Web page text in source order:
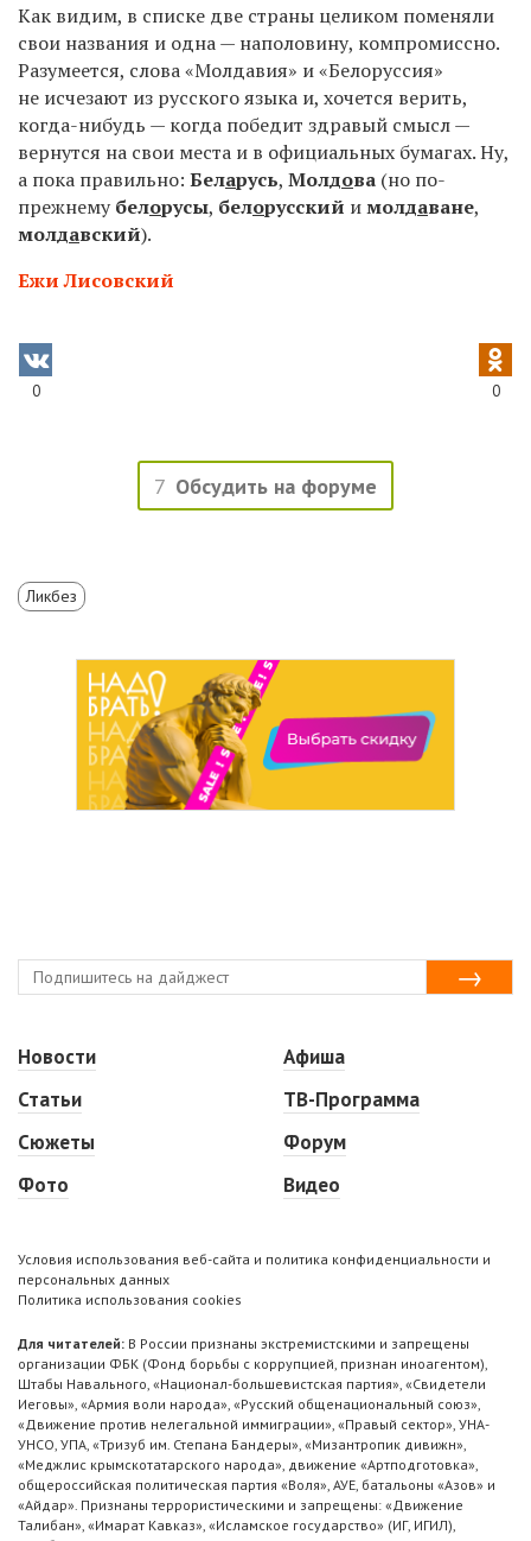
Как видим, в списке две страны целиком поменяли
свои названия и одна — наполовину, компромиссно.
Разумеется, слова «Молдавия» и «Белоруссия»
не исчезают из русского языка и, хочется верить,
когда-нибудь — когда победит здравый смысл —
вернутся на свои места и в официальных бумагах. Ну,
а пока правильно: Беларусь, Молдова (но по-
прежнемубелорусы, белорусский имолдаване,
молдавский).
Ежи Лисовский
0 0
7 Обсудить на форуме
Ликбез
Новости
Статьи
Сюжеты
Фото
Афиша
ТВ-Программа
Форум
Видео
Условия использования веб-сайта и политика конфиденциальности и
персональных данных
Политика использования cookies
Для читателей: В России признаны экстремистскими и запрещены
организации ФБК (Фонд борьбы с коррупцией, признан иноагентом),
Штабы Навального, «Национал-большевистская партия», «Свидетели
Иеговы», «Армия воли народа», «Русский общенациональный союз»,
«Движение против нелегальной иммиграции», «Правый сектор», УНА-
УНСО, УПА, «Тризуб им. Степана Бандеры», «Мизантропик дивижн»,
«Меджлис крымскотатарского народа», движение «Артподготовка»,
общероссийская политическая партия «Воля», АУЕ, батальоны «Азов» и
«Айдар». Признаны террористическими и запрещены: «Движение
Талибан», «Имарат Кавказ», «Исламское государство» (ИГ, ИГИЛ),